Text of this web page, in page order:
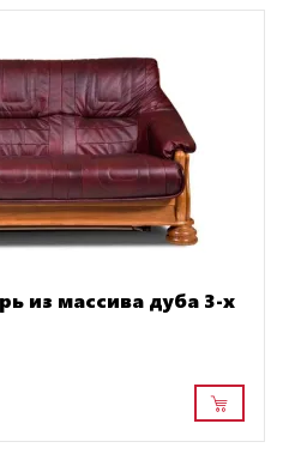
из массива дуба 3-х